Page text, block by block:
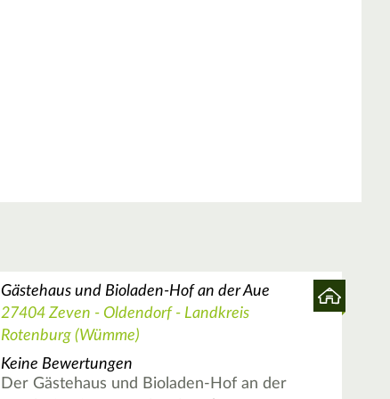
Gästehaus und Bioladen-Hof an der Aue
27404 Zeven - Oldendorf - Landkreis
Rotenburg (Wümme)
Keine Bewertungen
Der Gästehaus und Bioladen-Hof an der